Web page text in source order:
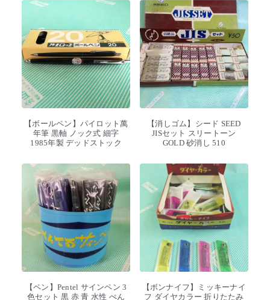
【ボールペン】パイロット萬
年筆 黒軸 ノック式 細字
1985年製 デッドストック
【消しゴム】シード SEED
JISセット スリートーン
GOLD 砂消し 510
【ペン】Pentel サインペン 3
色セット 黒 赤 青 水性 ぺん
【ボンナイフ】ミッキーナイ
フ ダイヤカラー 折りたたみ